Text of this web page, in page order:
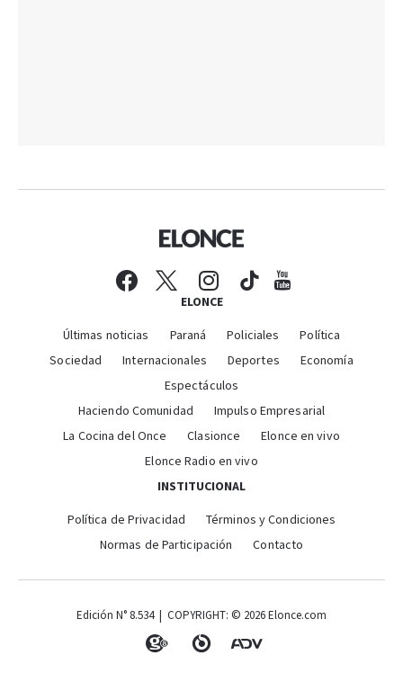
ELONCE
Últimas noticias Paraná Policiales
Política
Sociedad
Internacionales Deportes
Economía
Espectáculos
Haciendo Comunidad
Impulso Empresarial
La Cocina del Once
Clasionce
Elonce en vivo
Elonce Radio en vivo
INSTITUCIONAL
Política de Privacidad
Términos y Condiciones
Normas de Participación
Contacto
Edición N° 8.534 | COPYRIGHT: © 2026 Elonce.com